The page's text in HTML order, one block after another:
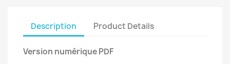
Description Product Details
Version numérique PDF